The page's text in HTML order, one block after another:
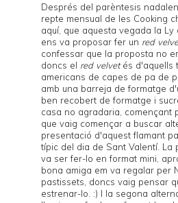
Després del parèntesis
repte mensual de les Cooking
aquí, que aquesta vegada la Ly
ens va proposar fer un red
confessar que la proposta no
doncs el red velvetés d'aquells
americans de capes de pa de
amb una barreja de formatge
ben recobert de formatge i
casa no agradaria, començant
que vaig començar a buscar
presentació d'aquest flamant
típic del dia de Sant Valentí. La
va ser fer-lo en format mini,
bona amiga em va regalar per
pastissets, doncs vaig pensar
estrenar-lo. :) I la segona